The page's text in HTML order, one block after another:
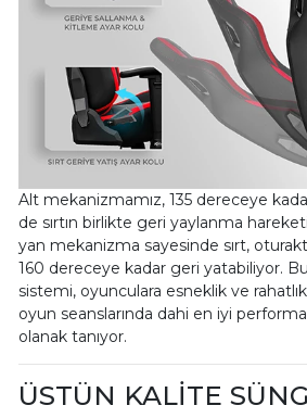
Alt mekanizmamız, 135 dereceye
de sırtın birlikte geri yaylanma
yan mekanizma sayesinde sırt,
160 dereceye kadar geri yatabiliyor.
sistemi, oyunculara esneklik ve
oyun seanslarında dahi en iyi
olanak tanıyor.
ÜSTÜN KALİTE